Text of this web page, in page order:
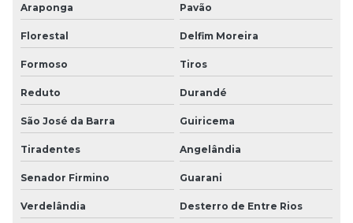
Araponga Pavão
Florestal Delfim Moreira
Formoso Tiros
Reduto Durandé
São José da Barra Guiricema
Tiradentes Angelândia
Senador Firmino Guarani
Verdelândia Desterro de Entre Rios